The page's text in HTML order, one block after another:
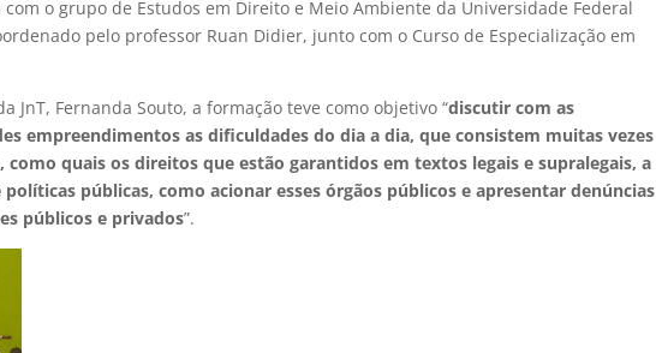
o grupo de Estudos em Direito e Meio Ambiente da Universidade Federal
pelo professor Ruan Didier, junto com o Curso de Especialização em
JnT, Fernanda Souto, a formação teve como objetivo “discutir com as
empreendimentos as dificuldades do dia a dia, que consistem muitas vezes
quais os direitos que estão garantidos em textos legais e supralegais, a
públicas, como acionar esses órgãos públicos e apresentar denúncias
públicos e privados”.